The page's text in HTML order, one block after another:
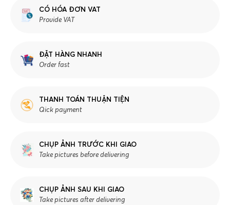
CÓ HÓA ĐƠN VAT
Provide VAT
ĐẶT HÀNG NHANH
Order fast
THANH TOÁN THUẬN TIỆN
Qick payment
CHỤP ẢNH TRƯỚC KHI GIAO
Take pictures before delivering
CHỤP ẢNH SAU KHI GIAO
Take pictures after delivering